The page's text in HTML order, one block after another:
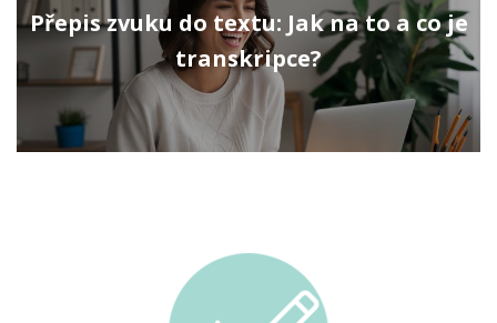
Přepis zvuku do textu: Jak na to a co je
transkripce?